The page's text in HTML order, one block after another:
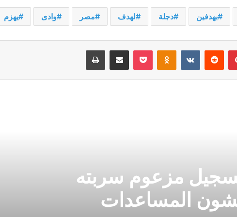
بهدفين دجلة لهدف مصر وادى يهزم
بينتيريست Odnoklassniki
‫Pocketمشاركة عبر البريد طباعة
مزعوم سربته
المساعدات